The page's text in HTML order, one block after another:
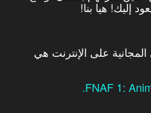
إليك! هيا بنا!
على الإنترنت هي
FNAF 1: